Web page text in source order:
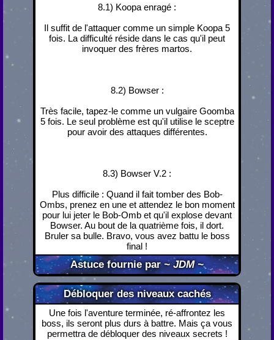
Astuce fournie par~ JDM ~
8.1) Koopa enragé :
Il suffit de l'attaquer comme un simple Koopa 5
fois. La difficulté réside dans le cas qu'il peut
invoquer des frères martos.
8.2) Bowser :
Très facile, tapez-le comme un vulgaire Goomba
5 fois. Le seul problème est qu'il utilise le sceptre
pour avoir des attaques différentes.
8.3) Bowser V.2 :
Plus difficile : Quand il fait tomber des Bob-
Ombs, prenez en une et attendez le bon moment
pour lui jeter le Bob-Omb et qu'il explose devant
Bowser. Au bout de la quatrième fois, il dort.
Bruler sa bulle. Bravo, vous avez battu le boss
final !
Débloquer des niveaux cachés
Une fois l'aventure terminée, ré-affrontez les
boss, ils seront plus durs à battre. Mais ça vous
permettra de débloquer des niveaux secrets !